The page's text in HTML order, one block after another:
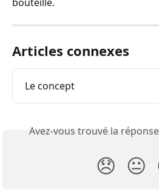
Articles connexes
Le concept
Avez-vous trouvé la
😞 😐